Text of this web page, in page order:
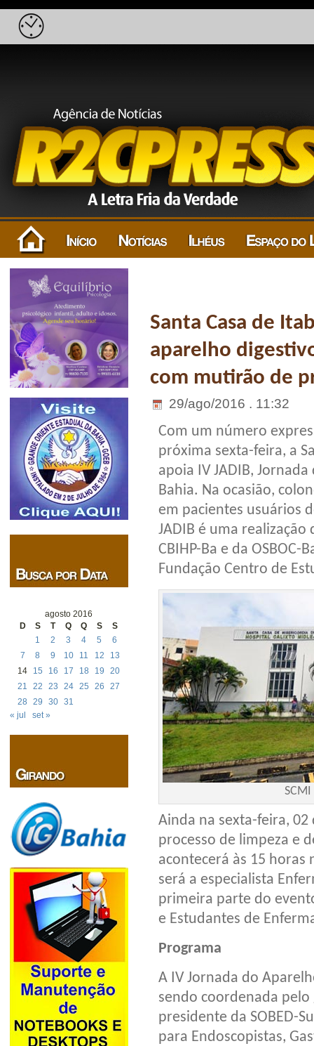
agosto 2016
D
S T Q Q S
S
1
2 3 4 5
6
7
8 9 10 11 12
13
14
15 16 17 18 19
20
21
22 23 24 25 26
27
28
29 30 31
« jul
set »
Santa Casa de
aparelho
com mutirão de
29/ago/2016 . 11:32
Com um número
próxima sexta-feira, a
apoia IV JADIB,
Bahia. Na ocasião,
em pacientes usuários
JADIB é uma realização
CBIHP-Ba e da
Fundação Centro de
Ainda na sexta-feira,
processo de limpeza e
acontecerá às 15
será a especialista
primeira parte do
e Estudantes de
Programa
A IV Jornada do
sendo coordenada
presidente da SOBED-
para Endoscopistas,